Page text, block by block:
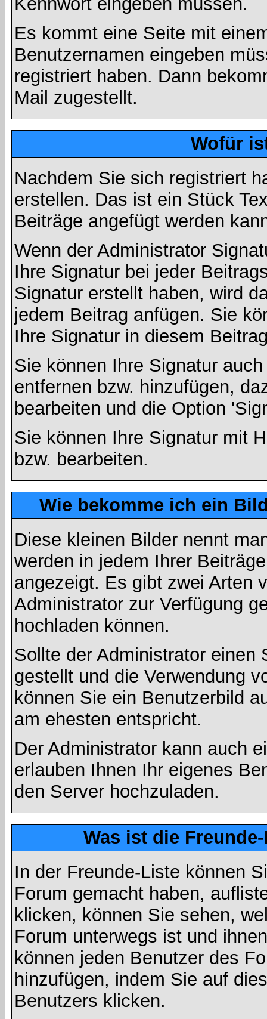
Es kommt eine Seite mit
Benutzernamen eingeben
registriert haben. Dann
Mail zugestellt.
Wofür
Nachdem Sie sich registriert
erstellen. Das ist ein Stück
Beiträge angefügt werden
Wenn der Administrator
Ihre Signatur bei jeder
Signatur erstellt haben, wird
jedem Beitrag anfügen. Sie
Ihre Signatur in diesem
Sie können Ihre Signatur
entfernen bzw. hinzufügen,
bearbeiten und die Option
Sie können Ihre Signatur mit
bzw. bearbeiten.
Wie bekomme ich ein
Diese kleinen Bilder nennt
werden in jedem Ihrer
angezeigt. Es gibt zwei Arten
Administrator zur Verfügung
hochladen können.
Sollte der Administrator einen
gestellt und die Verwendung
können Sie ein Benutzerbild
am ehesten entspricht.
Der Administrator kann auch
erlauben Ihnen Ihr eigenes
den Server hochzuladen.
Was ist die
In der Freunde-Liste können
Forum gemacht haben,
klicken, können Sie sehen,
Forum unterwegs ist und
können jeden Benutzer des
hinzufügen, indem Sie auf
Benutzers klicken.